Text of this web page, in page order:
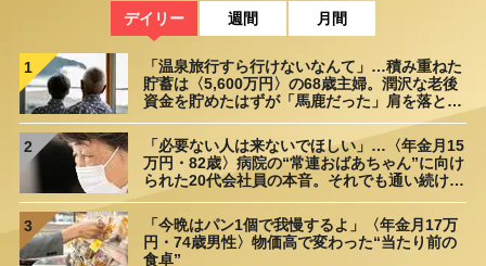
デイリー 週間 月間
1
「温泉旅行すら行けないなんて」…積み重ねた
貯蓄は〈5,600万円〉の68歳主婦。潤沢な老後
資金を貯めたはずが「馬鹿だった」肩を落とす
理由
2
「必要ない人は来ないでほしい」…〈年金月15
万円・82歳〉病院の“常連おばあちゃん”に向け
られた20代会社員の本音。それでも通い続ける
理由
3
「今晩はパン1個で我慢するよ」〈年金月17万
円・74歳男性〉物価高で変わった“当たり前の
食卓”